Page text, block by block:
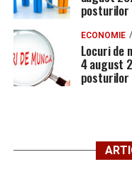
posturilor
ECONOMIE
Locuri de
4 august
posturilor